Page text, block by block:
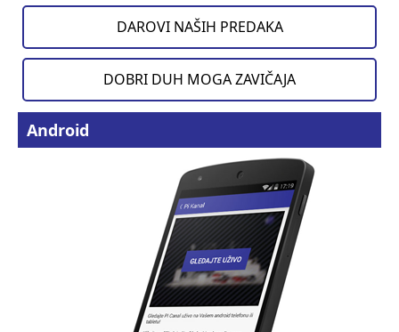
DAROVI NAŠIH PREDAKA
DOBRI DUH MOGA ZAVIČAJA
Android